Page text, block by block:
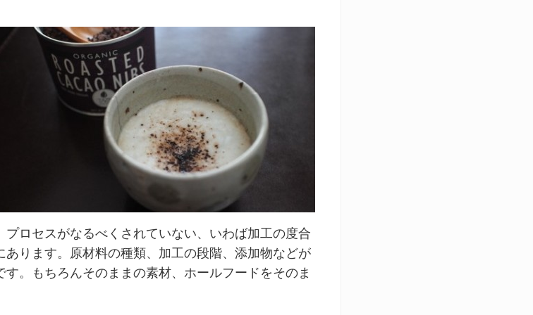
ロセスがなるべくされていない、いわば加工の度合
ります。原材料の種類、加工の段階、添加物などが
。もちろんそのままの素材、ホールフードをそのま